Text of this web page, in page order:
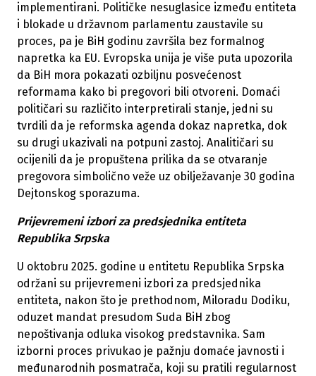
implementirani. Političke nesuglasice između entiteta
i blokade u državnom parlamentu zaustavile su
proces, pa je BiH godinu završila bez formalnog
napretka ka EU. Evropska unija je više puta upozorila
da BiH mora pokazati ozbiljnu posvećenost
reformama kako bi pregovori bili otvoreni. Domaći
političari su različito interpretirali stanje, jedni su
tvrdili da je reformska agenda dokaz napretka, dok
su drugi ukazivali na potpuni zastoj. Analitičari su
ocijenili da je propuštena prilika da se otvaranje
pregovora simbolično veže uz obilježavanje 30 godina
Dejtonskog sporazuma.
Prijevremeni izbori za predsjednika entiteta
Republika Srpska
U oktobru 2025. godine u entitetu Republika Srpska
održani su prijevremeni izbori za predsjednika
entiteta, nakon što je prethodnom, Miloradu Dodiku,
oduzet mandat presudom Suda BiH zbog
nepoštivanja odluka visokog predstavnika. Sam
izborni proces privukao je pažnju domaće javnosti i
međunarodnih posmatrača, koji su pratili regularnost